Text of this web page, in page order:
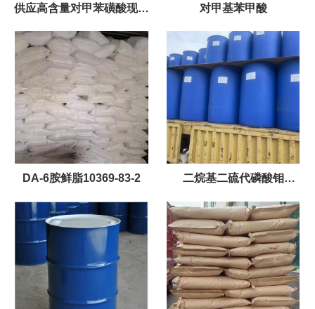
供应高含量对甲苯磺酸现货
充足
对甲基苯甲酸
DA-6胺鲜脂10369-83-2 二烷基二硫代磷酸钼
（MoDDP），200KG/桶